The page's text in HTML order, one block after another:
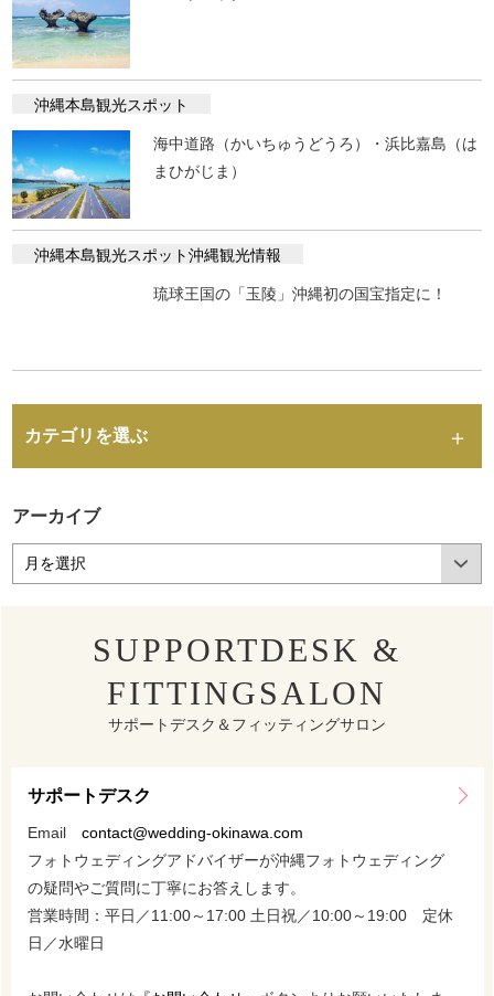
沖縄本島観光スポット
海中道路（かいちゅうどうろ）・浜比嘉島（は
まひがじま）
沖縄本島観光スポット沖縄観光情報
琉球王国の「玉陵」沖縄初の国宝指定に！
カテゴリを選ぶ
アーカイブ
SUPPORTDESK &
FITTINGSALON
サポートデスク＆フィッティングサロン
サポートデスク
Email contact@wedding-okinawa.com
フォトウェディングアドバイザーが沖縄フォトウェディング
の疑問やご質問に丁寧にお答えします。
営業時間：平日／11:00～17:00 土日祝／10:00～19:00 定休
日／水曜日